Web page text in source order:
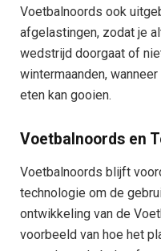
Voetbalnoords ook
afgelastingen, zodat je
wedstrijd doorgaat of
wintermaanden,
eten kan gooien.
Voetbalnoords en
Voetbalnoords blijft
technologie om de
ontwikkeling van de
voorbeeld van hoe het